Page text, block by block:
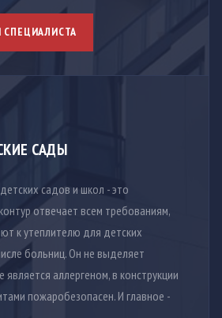
СПЕЦИАЛИСТА
САДЫ
садов и школ - это
отвечает всем требованиям,
к утеплителю для детских
больниц. Он не выделяет
аллергеном, в конструкции
пожаробезопасен. И главное -